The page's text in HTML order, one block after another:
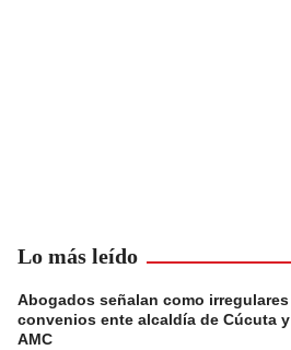
Lo más leído
Abogados señalan como irregulares
convenios ente alcaldía de Cúcuta y
AMC